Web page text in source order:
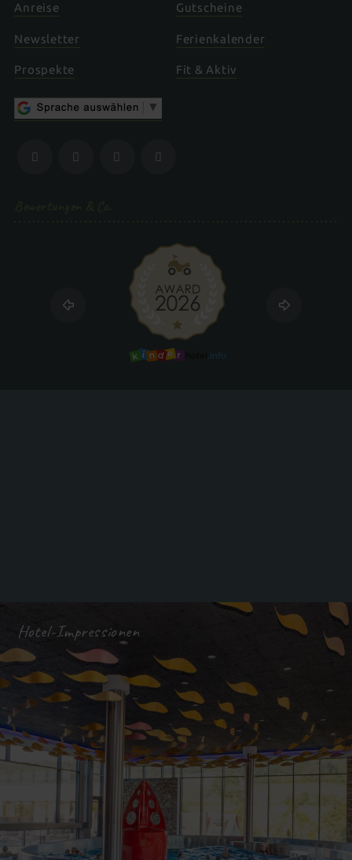
Anreise Gutscheine
Newsletter Ferienkalender
Prospekte Fit & Aktiv
Hotel-Impressionen